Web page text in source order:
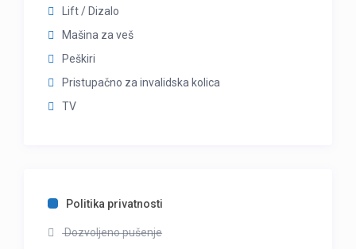
Lift / Dizalo
Mašina za veš
Peškiri
Pristupačno za invalidska kolica
TV
Politika privatnosti
Dozvoljeno pušenje